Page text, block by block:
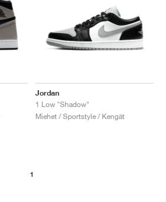
Jordan
1 Low "Shadow"
Miehet / Sportstyle / Kengät
1